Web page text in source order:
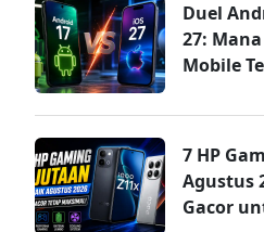
Duel
27:
Mobile
7 HP
Agustus
Gacor